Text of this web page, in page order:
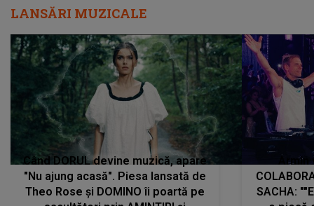
LANSĂRI MUZICALE
Când DORUL devine muzică, apare
"Nu ajung acasă". Piesa lansată de
Theo Rose și DOMINO îi poartă pe
SACHA: